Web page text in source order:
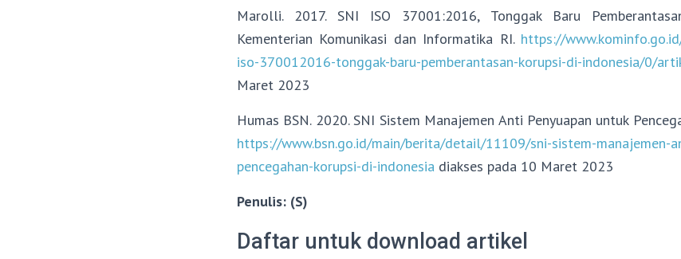
Marolli. 2017. SNI ISO 37001:2016, Tonggak Baru
Kementerian Komunikasi dan Informatika RI. https://
iso-370012016-tonggak-baru-pemberantasan-korupsi-di-indonesia/0/
Maret 2023
Humas BSN. 2020. SNI Sistem Manajemen Anti Penyuapan untuk
https://www.bsn.go.id/main/berita/detail/11109/sni-sistem-manajemen-
pencegahan-korupsi-di-indonesia diakses pada 10 Maret 2023
Penulis: (S)
Daftar untuk download artikel